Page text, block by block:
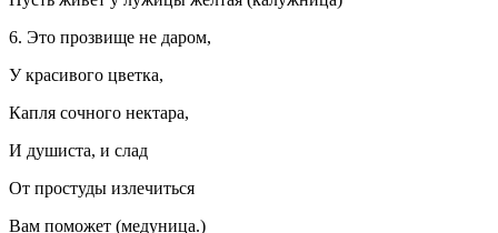
6. Это прозвище не даром,
У красивого цветка,
Капля сочного нектара,
И душиста, и слад
От простуды излечиться
Вам поможет (медуница.)